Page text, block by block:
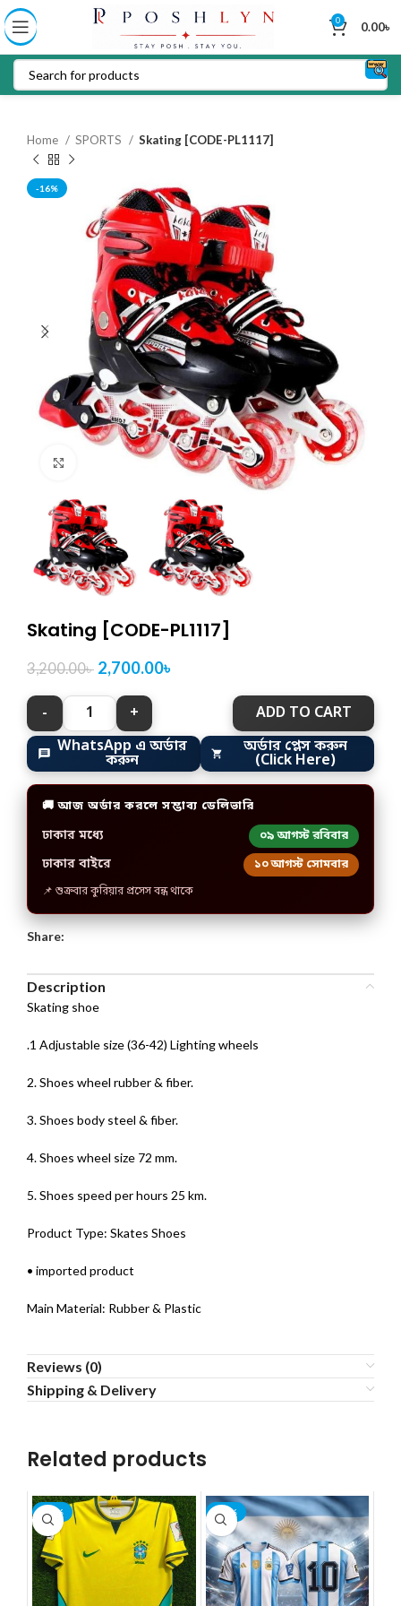
0 0.00৳
Home SPORTS Skating [CODE-PL1117]
-16%
Click to enlarge
Skating [CODE-PL1117]
3,200.00৳ 2,700.00৳
ADD TO CART
WhatsApp এ অর্ডার
করুন
অর্ডার প্লেস করুন
(Click Here)
🚚 আজ অর্ডার করলে সম্ভাব্য ডেলিভারি
ঢাকার মধ্যে ০৯ আগস্ট রবিবার
ঢাকার বাইরে ১০ আগস্ট সোমবার
📌 শুক্রবার কুরিয়ার প্রসেস বন্ধ থাকে
Share:
Description
Skating shoe
.1 Adjustable size (36-42) Lighting wheels
2. Shoes wheel rubber & fiber.
3. Shoes body steel & fiber.
4. Shoes wheel size 72 mm.
5. Shoes speed per hours 25 km.
Product Type: Skates Shoes
• imported product
Main Material: Rubber & Plastic
Reviews (0)
Shipping & Delivery
Related products
-22% -22%